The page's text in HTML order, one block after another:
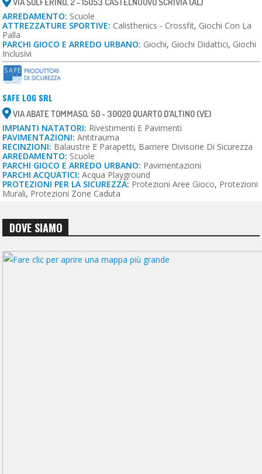
ARREDAMENTO: Scuole
ATTREZZATURE SPORTIVE: Calisthenics - Crossfit, Giochi Con La
Palla
PARCHI GIOCO E ARREDO URBANO: Giochi, Giochi Didattici, Giochi
Inclusivi
SAFE LOG SRL
VIA ABATE TOMMASO, 50 - 30020 QUARTO D'ALTINO (VE)
IMPIANTI NATATORI: Rivestimenti E Pavimenti
PAVIMENTAZIONI: Antitrauma
RECINZIONI: Balaustre E Parapetti, Barriere Divisorie Di Sicurezza
ARREDAMENTO: Scuole
PARCHI GIOCO E ARREDO URBANO: Pavimentazioni
PARCHI ACQUATICI: Acqua Playground
PROTEZIONI PER LA SICUREZZA: Protezioni Aree Gioco, Protezioni
Murali, Protezioni Zone Caduta
DOVE SIAMO